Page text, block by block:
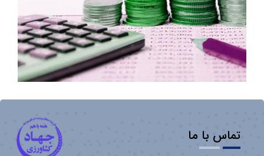
تماس با ما